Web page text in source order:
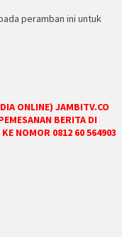
peramban ini untuk
ONLINE) JAMBITV.CO
BERITA DI
NOMOR 0812 60 564903